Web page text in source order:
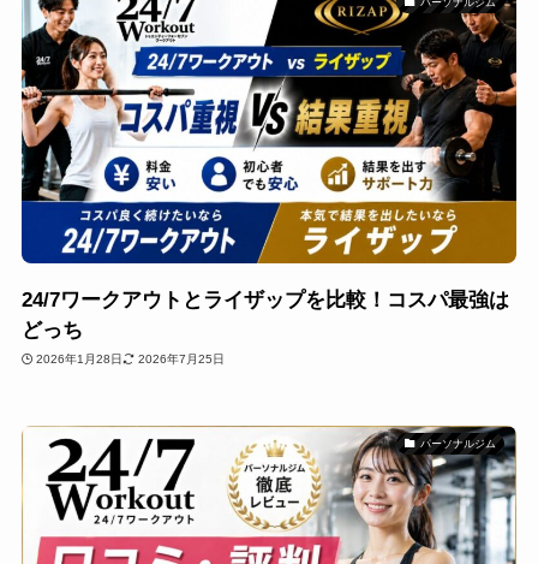
24/7ワークアウトとライザップを比較！コスパ最強は
どっち
2026年1月28日 2026年7月25日
パーソナルジム